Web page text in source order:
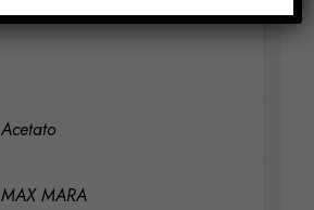
Acetato
MAX MARA